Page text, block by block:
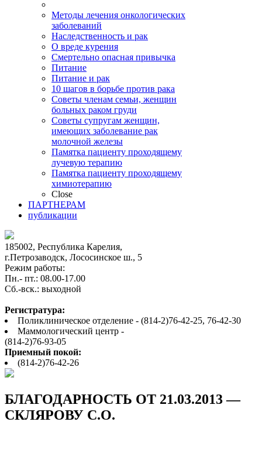
Методы лечения онкологических
заболеваний
Наследственность и рак
О вреде курения
Смертельно опасная привычка
Питание
Питание и рак
10 шагов в борьбе против рака
Советы членам семьи, женщин
больных раком груди
Советы супругам женщин,
имеющих заболевание рак
молочной железы
Памятка пациенту проходящему
лучевую терапию
Памятка пациенту проходящему
химиотерапию
Close
ПАРТНЕРАМ
публикации
185002, Республика Карелия,
г.Петрозаводск, Лососинское ш., 5
Режим работы:
Пн.- пт.: 08.00-17.00
Cб.-вск.: выходной
Регистратура:
Поликлиническое отделение - (814-2)76-42-25, 76-42-30
Маммологический центр -
(814-2)76-93-05
Приемный покой:
(814-2)76-42-26
БЛАГОДАРНОСТЬ ОТ 21.03.2013 —
СКЛЯРОВУ С.О.